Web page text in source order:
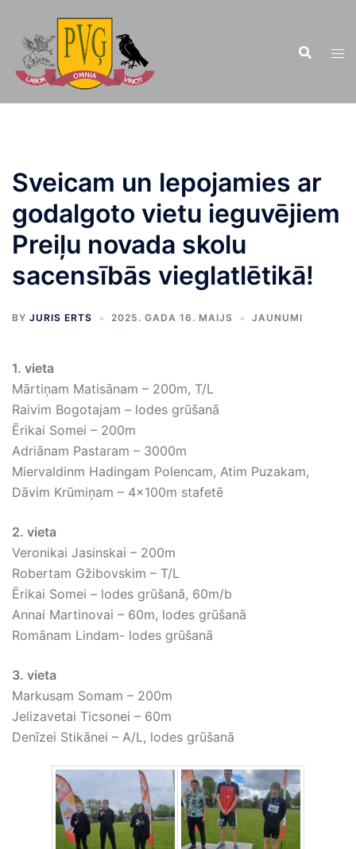
saturu
Sveicam un lepojamies ar
godalgoto vietu ieguvējiem
Preiļu novada skolu
sacensībās vieglatlētikā!
BY JURIS ERTS 2025. GADA 16. MAIJS JAUNUMI
1. vieta
Mārtiņam Matisānam – 200m, T/L
Raivim Bogotajam – lodes grūšanā
Ērikai Somei – 200m
Adriānam Pastaram – 3000m
Miervaldinm Hadingam Polencam, Atim Puzakam,
Dāvim Krūmiņam – 4x100m stafetē
2. vieta
Veronikai Jasinskai – 200m
Robertam Gžibovskim – T/L
Ērikai Somei – lodes grūšanā, 60m/b
Annai Martinovai – 60m, lodes grūšanā
Romānam Lindam- lodes grūšanā
3. vieta
Markusam Somam – 200m
Jelizavetai Ticsonei – 60m
Denīzei Stikānei – A/L, lodes grūšanā